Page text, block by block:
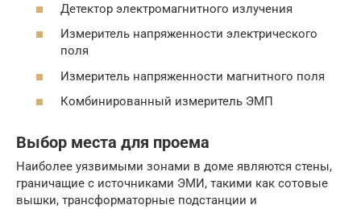
Детектор электромагнитного излучения
Измеритель напряженности электрического
поля
Измеритель напряженности магнитного поля
Комбинированный измеритель ЭМП
Выбор места для проема
Наиболее уязвимыми зонами в доме являются стены,
граничащие с источниками ЭМИ, такими как сотовые
вышки, трансформаторные подстанции и